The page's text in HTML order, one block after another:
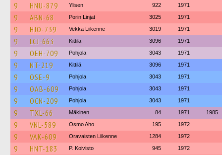
9 HNU-879 Ylisen 922 1971
9 ABN-68 Porin Linjat 3025 1971
9 HJO-739 Vekka Liikenne 3019 1971
9 LCJ-663 Kittilä 3096 1971
9 OEH-709 Pohjola 3043 1971
9 NT-219 Kittilä 3096 1971
9 OSE-9 Pohjola 3043 1971
9 OAB-609 Pohjola 3043 1971
9 OCN-209 Pohjola 3043 1971
9 TXL-66 Mäkinen 84 1971 1985
9 VNL-589 Osmo Aho 195 1972
9 VAK-609 Oravaisten Liikenne 1284 1972
9 HNT-183 P. Koivisto 945 1972